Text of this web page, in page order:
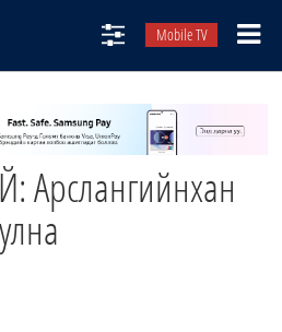
Mobile TV
Арслангийнхан